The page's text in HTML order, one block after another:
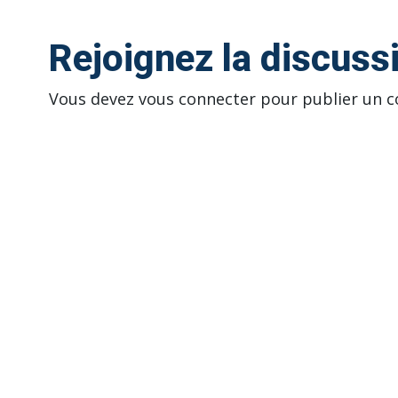
Rejoignez la
Vous devez vous connecter pour publier un